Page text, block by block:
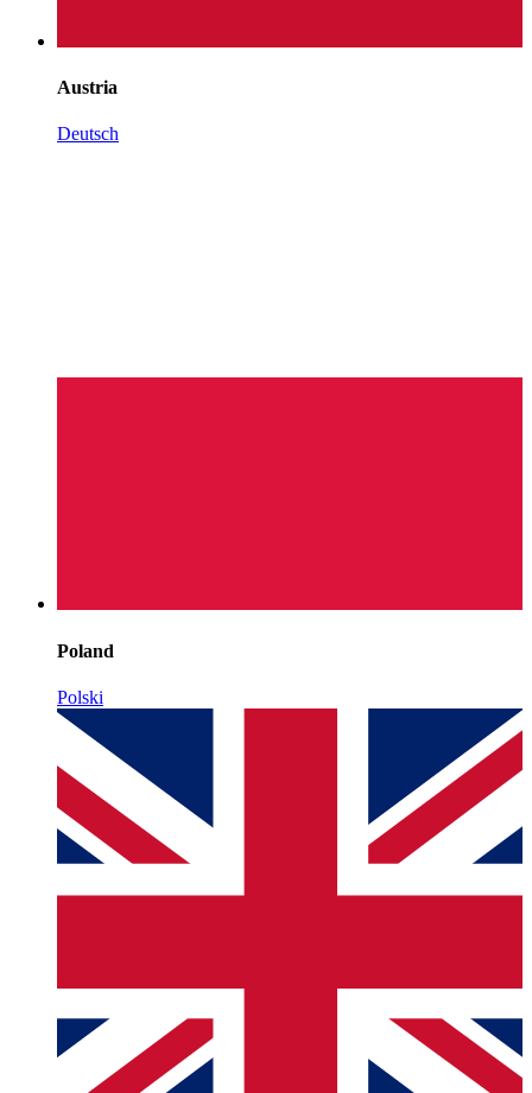
Austria
Deutsch
Poland
Polski